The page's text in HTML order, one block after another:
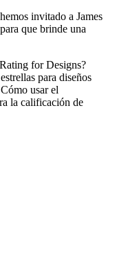
invitado a James
que brinde una
for Designs?​
para diseños
usar el
la calificación de